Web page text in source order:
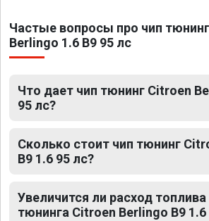
Частые вопросы про чип
Berlingo 1.6 B9 95 лс
Что дает чип тюнинг Citroen
95 лс?
Сколько стоит чип тюнинг
B9 1.6 95 лс?
Увеличится ли расход
тюнинга Citroen Berlingo B9 1.6